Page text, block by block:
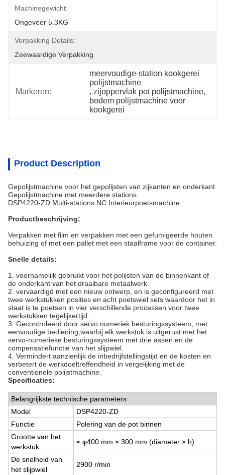
Machinegewicht:
Ongeveer 5.3KG
Verpakking Details:
Zeewaardige Verpakking
Markeren:
meervoudige-station kookgerei
polijstmachine
, zijoppervlak pot polijstmachine,
bodem polijstmachine voor
kookgerei
Product Description
Gepolijstmachine voor het gepolijsten van zijkanten en onderkant
Gepolijstmachine met meerdere stations
DSP4220-ZD Multi-stations NC Interieurpoetsmachine
Productbeschrijving:
Verpakken met film en verpakken met een gefumigeerde houten
behuizing of met een pallet met een staalframe voor de container.
Snelle details:
1. voornamelijk gebruikt voor het polijsten van de binnenkant of
de onderkant van het draaibare metaalwerk.
2. vervaardigd met een nieuw ontwerp, en is geconfigureerd met
twee werkstukken posities en acht poetswiel sets waardoor het in
staat is te poetsen in vier verschillende processen voor twee
werkstukken tegelijkertijd.
3. Gecontroleerd door servo numeriek besturingssysteem, met
eenvoudige bediening,waarbij elk werkstuk is uitgerust met het
servo-numerieke besturingssysteem met drie assen en de
compensatiefunctie van het slijpwiel.
4. Vermindert aanzienlijk de inbedrijfstellingstijd en de kosten en
verbetert de werkdoeltreffendheid in vergelijking met de
conventionele polijstmachine.
Specificaties:
Belangrijkste technische parameters
Model
DSP4220-ZD
Functie
Polering van de pot binnen
Grootte van het
werkstuk
≤ φ400 mm × 300 mm (diameter × h)
De snelheid van
het slijpwiel
2900 r/min